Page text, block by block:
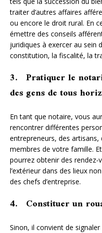
traiter d’autres affaires
ou encore le droit rural. En
émettre des conseils
juridiques à exercer au sein
constitution, la fiscalité, la
3. Pratiquer le
des gens de tous
En tant que notaire, vous
rencontrer différentes
entrepreneurs, des
membres de votre famille.
pourrez obtenir des rendez-
l’extérieur dans des lieux
des chefs d’entreprise.
4. Constituer un
Sinon, il convient de